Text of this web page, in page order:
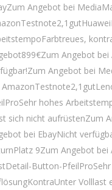
Angebot bei
Angebot
Angebot bei
hohes
sich nicht aufrüstenZum
bei EbayNicht
9Zum Angebot
Button-
Volllast